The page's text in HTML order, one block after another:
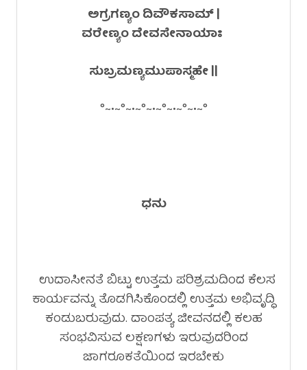
ಅಗ್ರಗಣ್ಯಂ ದಿವೌಕಸಾಮ್ |
ವರೇಣ್ಯಂ ದೇವಸೇನಾಯಾಃ
ಸುಬ್ರಮಣ್ಯಮುಪಾಸ್ಮಹೇ ||
°~•~°~•~°~•~°~•~°~•~°
ಧನು
ಉದಾಸೀನತೆ ಬಿಟ್ಟು ಉತ್ತಮ ಪರಿಶ್ರಮದಿಂದ ಕೆಲಸ
ಕಾರ್ಯವನ್ನು ತೊಡಗಿಸಿಕೊಂಡಲ್ಲಿ ಉತ್ತಮ ಅಭಿವೃದ್ಧಿ
ಕಂಡುಬರುವುದು. ದಾಂಪತ್ಯ ಜೀವನದಲ್ಲಿ ಕಲಹ
ಸಂಭವಿಸುವ ಲಕ್ಷಣಗಳು ಇರುವುದರಿಂದ
ಜಾಗರೂಕತೆಯಿಂದ ಇರಬೇಕು